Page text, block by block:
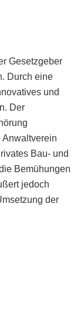
Gesetzgeber
Durch eine
und
Der
Anwaltverein
Bau- und
Bemühungen
jedoch
der